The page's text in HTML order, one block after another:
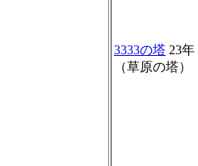
3333の塔 23年
（草原の塔）